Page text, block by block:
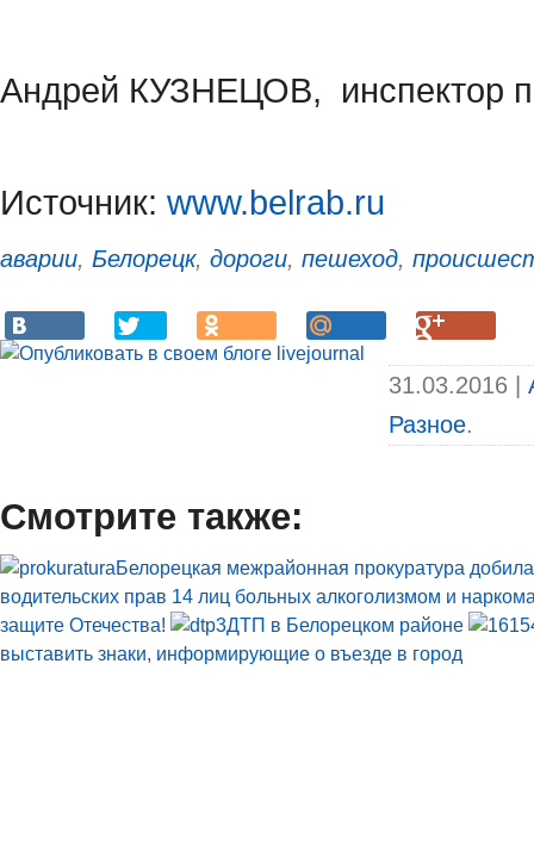
Андрей КУЗНЕЦОВ, инспектор
Источник: www.belrab.ru
аварии, Белорецк, дороги, пешеход,
31.03.2016 |
Разное.
Смотрите также:
Белорецкая межрайонная прокуратура
водительских прав 14 лиц больных алкоголизмом и
защите Отечества!
ДТП в Белорецком районе
выставить знаки, информирующие о въезде в город